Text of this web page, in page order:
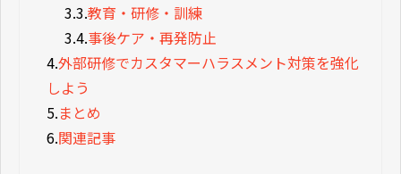
3.3.教育・研修・訓練
3.4.事後ケア・再発防止
4.外部研修でカスタマーハラスメント対策を強化
しよう
5.まとめ
6.関連記事